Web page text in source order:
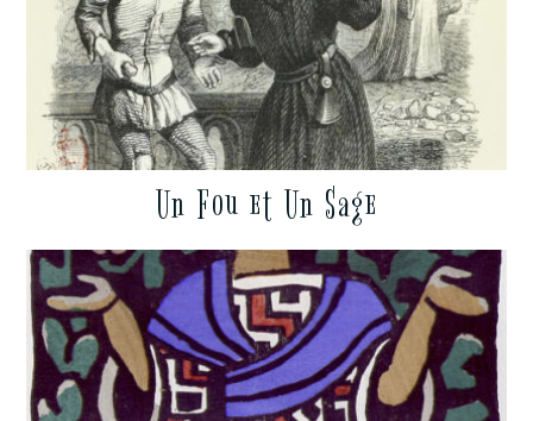
Un Fou et Un Sage